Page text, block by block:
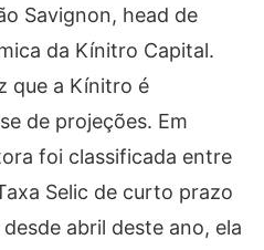
Savignon, head de
da Kínitro Capital.
que a Kínitro é
de projeções. Em
foi classificada entre
Selic de curto prazo
abril deste ano, ela